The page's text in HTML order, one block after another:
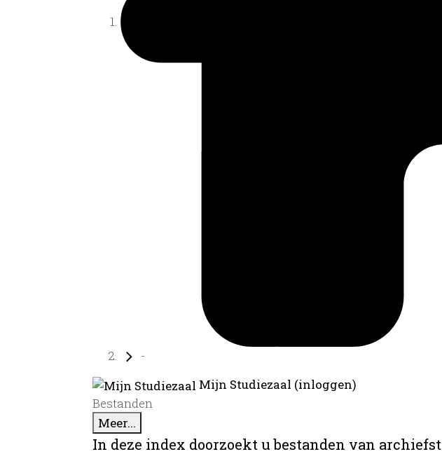
-
Mijn Studiezaal (inloggen)
Bestanden
Meer...
In deze index doorzoekt u bestanden van